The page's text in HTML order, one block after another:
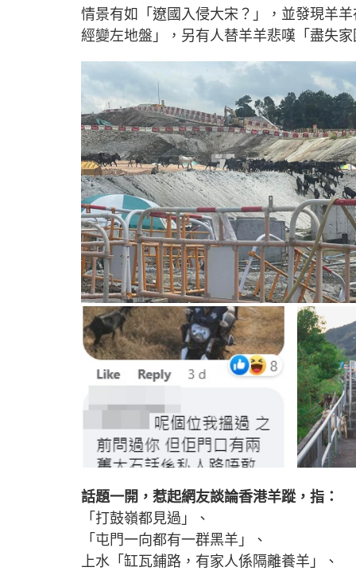
情景有如「遼國入侵大宋？」，並發現羊
經變左地盤」，另有人替羊羊悲嘆「盡失
話題一開，惹起網友談論香港羊蹤，指：
「打鼓嶺都見過」、
「屯門一向都有一群黑羊」、
上水「缸瓦鋪路，有家人係隔離養羊」、